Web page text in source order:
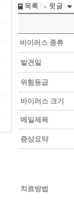
목록 윗글
바이러스 종류
발견일
위험등급
바이러스 크기
메일제목
증상요약
치료방법